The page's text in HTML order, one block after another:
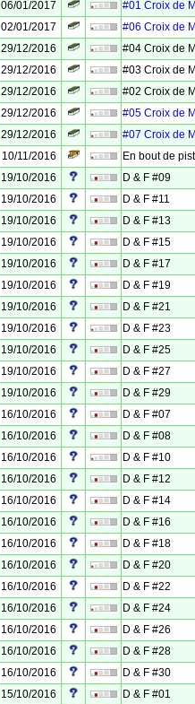
06/01/2017
#01 Croix de
02/01/2017
#06 Croix de
29/12/2016
#04 Croix de
29/12/2016
#03 Croix de
29/12/2016
#02 Croix de
29/12/2016
#05 Croix de
29/12/2016
#07 Croix de
10/11/2016
En bout de
19/10/2016
D & F #09
19/10/2016
D & F #11
19/10/2016
D & F #13
19/10/2016
D & F #15
19/10/2016
D & F #17
19/10/2016
D & F #19
19/10/2016
D & F #21
19/10/2016
D & F #23
19/10/2016
D & F #25
19/10/2016
D & F #27
19/10/2016
D & F #29
16/10/2016
D & F #07
16/10/2016
D & F #08
16/10/2016
D & F #10
16/10/2016
D & F #12
16/10/2016
D & F #14
16/10/2016
D & F #16
16/10/2016
D & F #18
16/10/2016
D & F #20
16/10/2016
D & F #22
16/10/2016
D & F #24
16/10/2016
D & F #26
16/10/2016
D & F #28
16/10/2016
D & F #30
15/10/2016
D & F #01